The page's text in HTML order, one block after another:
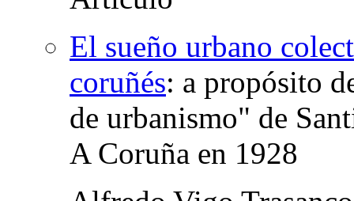
El sueño urbano
coruñés: a propósito
de urbanismo" de
A Coruña en 1928